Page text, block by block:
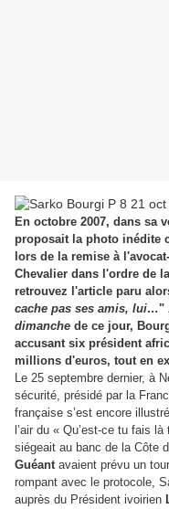
En octobre 2007, dans sa
proposait la photo inédite
lors de la remise à
Chevalier dans l'ordre de
retrouvez l'article paru
cache pas ses amis, lui…"
dimanche de ce jour,
accusant six président
millions d'euros, tout en
Le 25 septembre dernier, à
sécurité, présidé par la
française s’est encore
l’air du « Qu’est-ce tu fais là
siégeait au banc de la Côte
Guéantavaient prévu un
rompant avec le protocole,
auprès du Président ivoirien